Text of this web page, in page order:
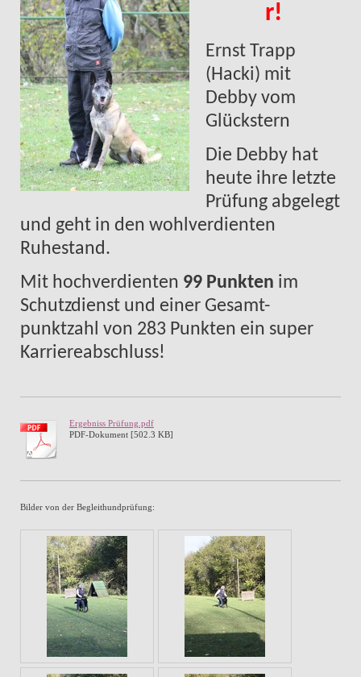
r!
Ernst Trapp
(Hacki) mit
Debby vom
Glückstern
Die Debby hat
heute ihre letzte
Prüfung abgelegt
und geht in den wohlverdienten
Ruhestand.
Mit hochverdienten 99 Punkten im
Schutzdienst und einer Gesamt-
punktzahl von 283 Punkten ein super
Karriereabschluss!
Ergebniss Prüfung.pdf
PDF-Dokument [502.3 KB]
Bilder von der Begleithundprüfung: